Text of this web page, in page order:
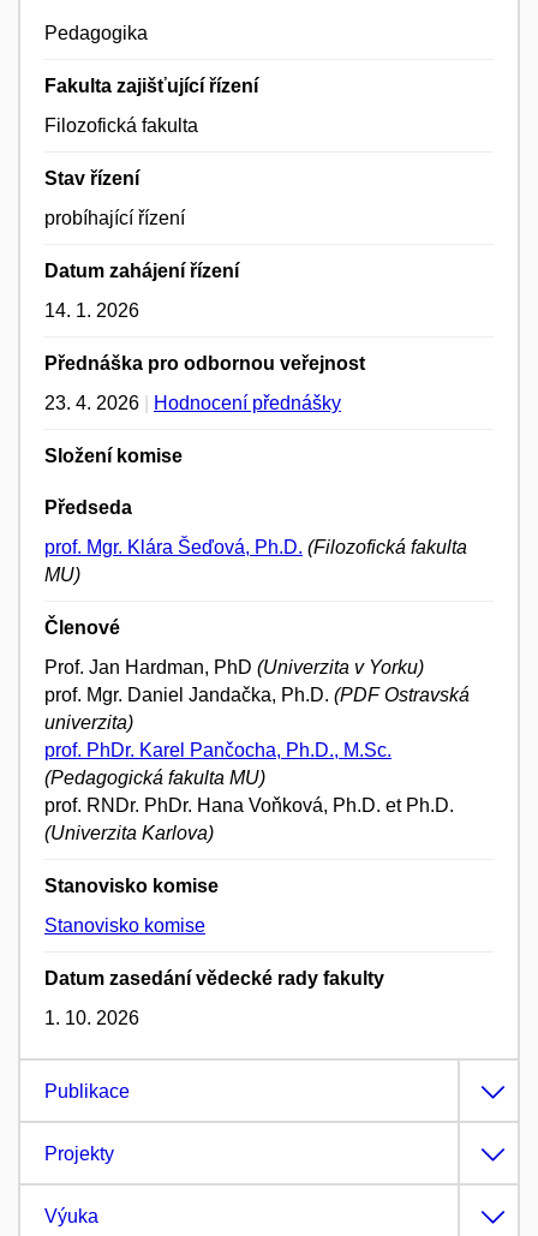
Pedagogika
Fakulta zajišťující řízení
Filozofická fakulta
Stav řízení
probíhající řízení
Datum zahájení řízení
14. 1. 2026
Přednáška pro odbornou veřejnost
23. 4. 2026
Hodnocení přednášky
Složení komise
Předseda
prof. Mgr. Klára Šeďová, Ph.D. (Filozofická fakulta
MU)
Členové
Prof. Jan Hardman, PhD (Univerzita v Yorku)
prof. Mgr. Daniel Jandačka, Ph.D. (PDF Ostravská
univerzita)
prof. PhDr. Karel Pančocha, Ph.D., M.Sc.
(Pedagogická fakulta MU)
prof. RNDr. PhDr. Hana Voňková, Ph.D. et Ph.D.
(Univerzita Karlova)
Stanovisko komise
Stanovisko komise
Datum zasedání vědecké rady fakulty
1. 10. 2026
Publikace
Projekty
Výuka